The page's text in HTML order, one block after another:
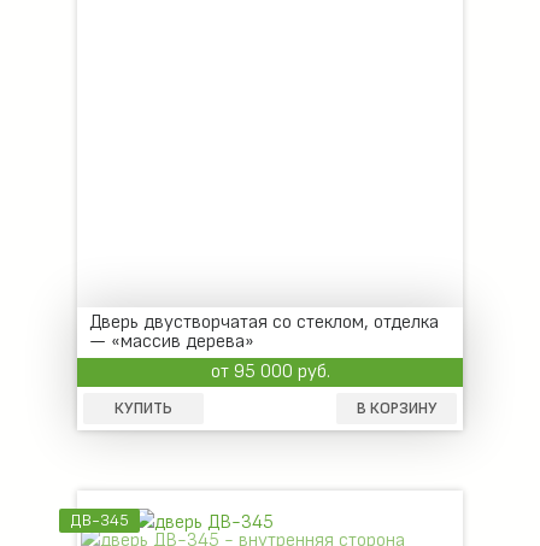
Дверь двустворчатая со стеклом, отделка
— «массив дерева»
от 95 000 руб.
КУПИТЬ В КОРЗИНУ
ДВ-345